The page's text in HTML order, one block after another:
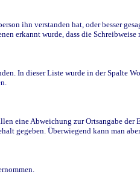
ihn verstanden hat, oder besser
erkannt wurde, dass die
In dieser Liste wurde in der Spalte
eine Abweichung zur Ortsangabe
gegeben. Überwiegend kann man